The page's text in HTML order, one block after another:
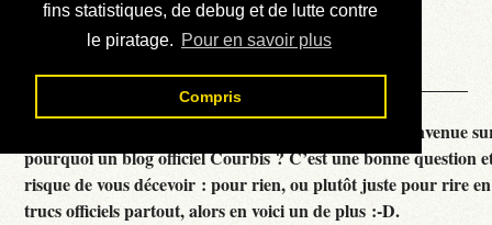
fins statistiques, de debug et de lutte contre
le piratage. Pour en savoir plus
Compris
Téléchargement
Contact
Courbis, « LE » Blog Officiel - je vous souhaite la bienvenue
pourquoi un blog officiel Courbis ? C’est une bonne question
risque de vous décevoir : pour rien, ou plutôt juste pour rire
trucs officiels partout, alors en voici un de plus :-D.